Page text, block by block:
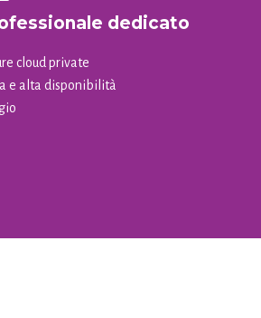
dedicato
cloud private
e alta disponibilità